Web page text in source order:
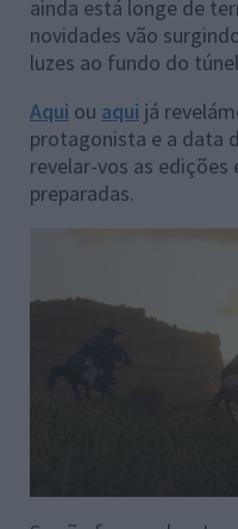
ainda está longe de
novidades vão
luzes ao fundo do
Aqui ou aqui já
protagonista e a data
revelar-vos as
preparadas.